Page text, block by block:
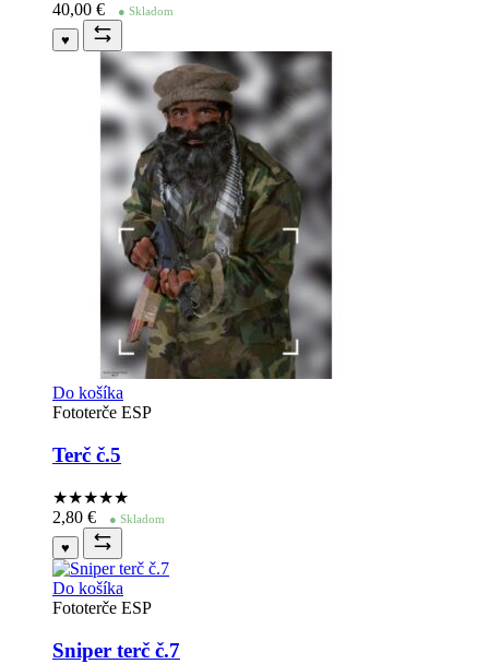
40,00 € ● Skladom
♥
Do košíka
Fototerče ESP
Terč č.5
★★★★★
2,80 € ● Skladom
♥
Do košíka
Fototerče ESP
Sniper terč č.7